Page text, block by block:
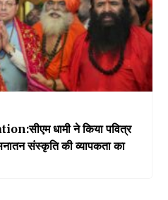
धामी ने किया पवित्र
संस्कृति की व्यापकता का